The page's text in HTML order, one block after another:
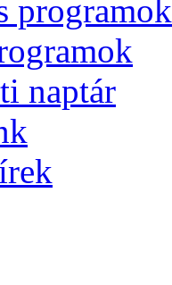
programok
naptár